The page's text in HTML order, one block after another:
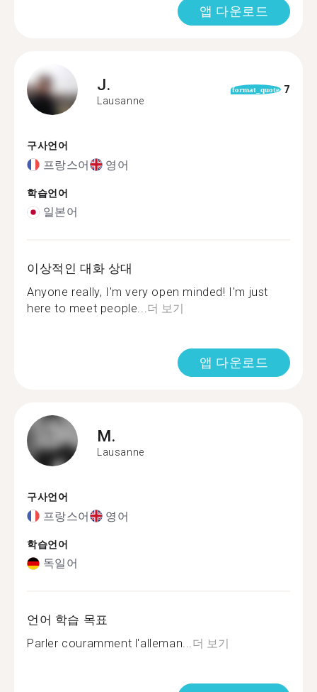
앱 다운로드
J.
Lausanne
format_quote 7
구사언어
프랑스어 영어
학습언어
일본어
이상적인 대화 상대
Anyone really, I'm very open minded! I'm just
here to meet people...더 보기
앱 다운로드
M.
Lausanne
구사언어
프랑스어 영어
학습언어
독일어
언어 학습 목표
Parler couramment l'alleman...더 보기